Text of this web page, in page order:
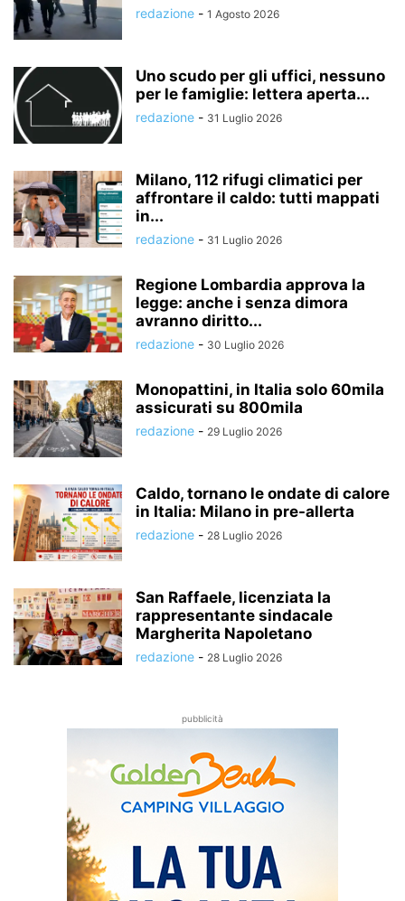
redazione - 1 Agosto 2026
Uno scudo per gli uffici, nessuno
per le famiglie: lettera aperta...
redazione - 31 Luglio 2026
Milano, 112 rifugi climatici per
affrontare il caldo: tutti mappati
in...
redazione - 31 Luglio 2026
Regione Lombardia approva la
legge: anche i senza dimora
avranno diritto...
redazione - 30 Luglio 2026
Monopattini, in Italia solo 60mila
assicurati su 800mila
redazione - 29 Luglio 2026
Caldo, tornano le ondate di calore
in Italia: Milano in pre-allerta
redazione - 28 Luglio 2026
San Raffaele, licenziata la
rappresentante sindacale
Margherita Napoletano
redazione - 28 Luglio 2026
pubblicità